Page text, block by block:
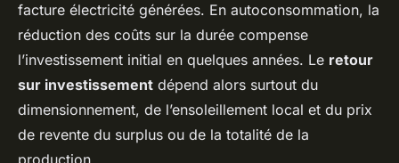
facture électricité générées. En autoconsommation, la
réduction des coûts sur la durée compense
l’investissement initial en quelques années. Le retour
sur investissement dépend alors surtout du
dimensionnement, de l’ensoleillement local et du prix
de revente du surplus ou de la totalité de la